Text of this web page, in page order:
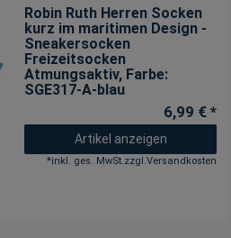
Robin Ruth Herren Socken
kurz im maritimen Design -
Sneakersocken
Freizeitsocken
Atmungsaktiv, Farbe:
SGE317-A-blau
6,99 € *
Artikel anzeigen
*inkl. ges. MwSt.zzgl.Versandkosten